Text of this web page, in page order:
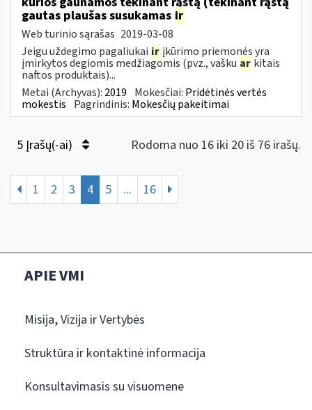
gautas plaušas susukamas ir
Web turinio sąrašas 2019-03-08
Jeigu uždegimo pagaliukai ir įkūrimo priemonės yra
įmirkytos degiomis medžiagomis (pvz., vašku ar kitais
naftos produktais)...
Metai (Archyvas): 2019 Mokesčiai: Pridėtinės vertės
mokestis Pagrindinis: Mokesčių pakeitimai
5 Įrašų(-ai) Rodoma nuo 16 iki 20 iš 76 irašų.
1 2 3 4 5 ... 16
APIE VMI
Misija, Vizija ir Vertybės
Struktūra ir kontaktinė informacija
Konsultavimasis su visuomene